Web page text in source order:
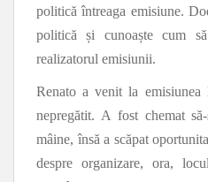
politică întreaga emisiune.
politică și cunoaște cum
realizatorul emisiunii.
Renato a venit la emisiunea
nepregătit. A fost chemat
mâine, însă a scăpat
despre organizare, ora,